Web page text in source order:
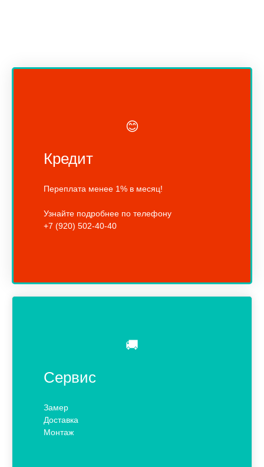
😊
Кредит
Переплата менее 1% в месяц!
Узнайте подробнее по телефону
+7 (920) 502-40-40
🚚
Сервис
Замер
Доставка
Монтаж